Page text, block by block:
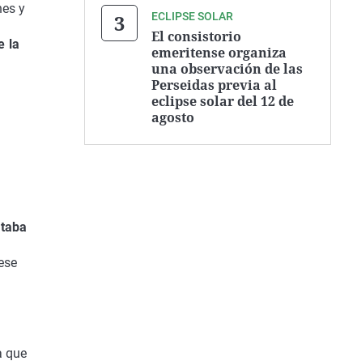
y
la
que
ECLIPSE SOLAR
El consistorio
emeritense organiza
una observación de las
Perseidas previa al
eclipse solar del 12 de
agosto